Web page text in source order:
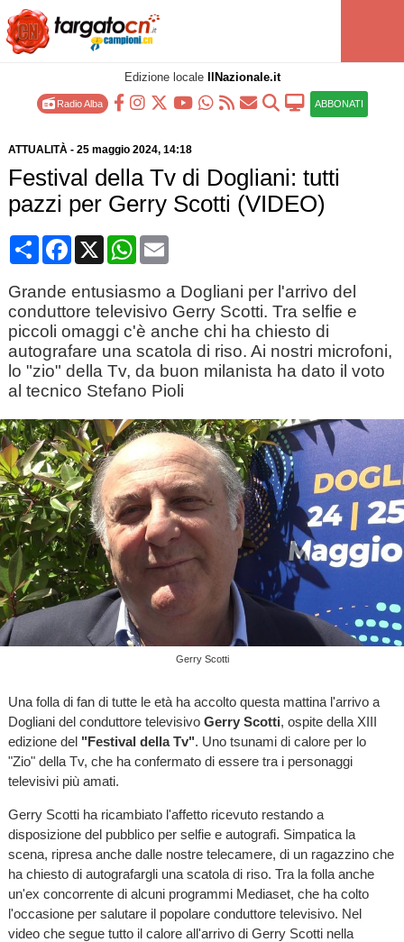
Edizione locale IlNazionale.it
Radio Alba ABBONATI
ATTUALITÀ- 25 maggio 2024, 14:18
Festival della Tv di Dogliani: tutti
pazzi per Gerry Scotti (VIDEO)
CondividiFacebook
X WhatsApp
Email
Grande entusiasmo a Dogliani per l'arrivo del
conduttore televisivo Gerry Scotti. Tra selfie e
piccoli omaggi c'è anche chi ha chiesto di
autografare una scatola di riso. Ai nostri microfoni,
lo "zio" della Tv, da buon milanista ha dato il voto
al tecnico Stefano Pioli
Gerry Scotti
Una folla di fan di tutte le età ha accolto questa mattina l'arrivo a
Dogliani del conduttore televisivo Gerry Scotti, ospite della XIII
edizione del "Festival della Tv". Uno tsunami di calore per lo
"Zio" della Tv, che ha confermato di essere tra i personaggi
televisivi più amati.
Gerry Scotti ha ricambiato l'affetto ricevuto restando a
disposizione del pubblico per selfie e autografi. Simpatica la
scena, ripresa anche dalle nostre telecamere, di un ragazzino che
ha chiesto di autografargli una scatola di riso. Tra la folla anche
un'ex concorrente di alcuni programmi Mediaset, che ha colto
l'occasione per salutare il popolare conduttore televisivo. Nel
video che segue tutto il calore all'arrivo di Gerry Scotti nella